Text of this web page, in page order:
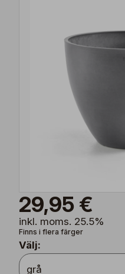
29,95 €
inkl. moms. 25.5%
Finns i flera färger
Välj: